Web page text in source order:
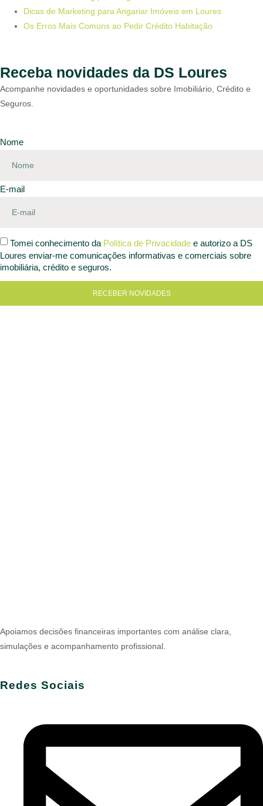
Dicas de Marketing para Angariar Imóveis em Loures
Os Erros Mais Comuns ao Pedir Crédito Habitação
Receba novidades da DS Loures
Acompanhe novidades e oportunidades sobre Imobiliário, Crédito e
Seguros.
Nome
E-mail
Tomei conhecimento da Política de Privacidade e autorizo a DS
Loures enviar-me comunicações informativas e comerciais sobre
imobiliária, crédito e seguros.
RECEBER NOVIDADES
Apoiamos decisões financeiras importantes com análise clara,
simulações e acompanhamento profissional.
Redes Sociais